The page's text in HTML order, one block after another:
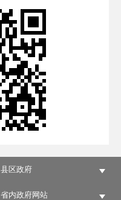
县区政府
省内政府网站